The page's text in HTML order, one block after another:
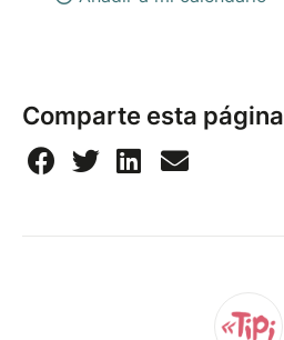
Comparte esta página